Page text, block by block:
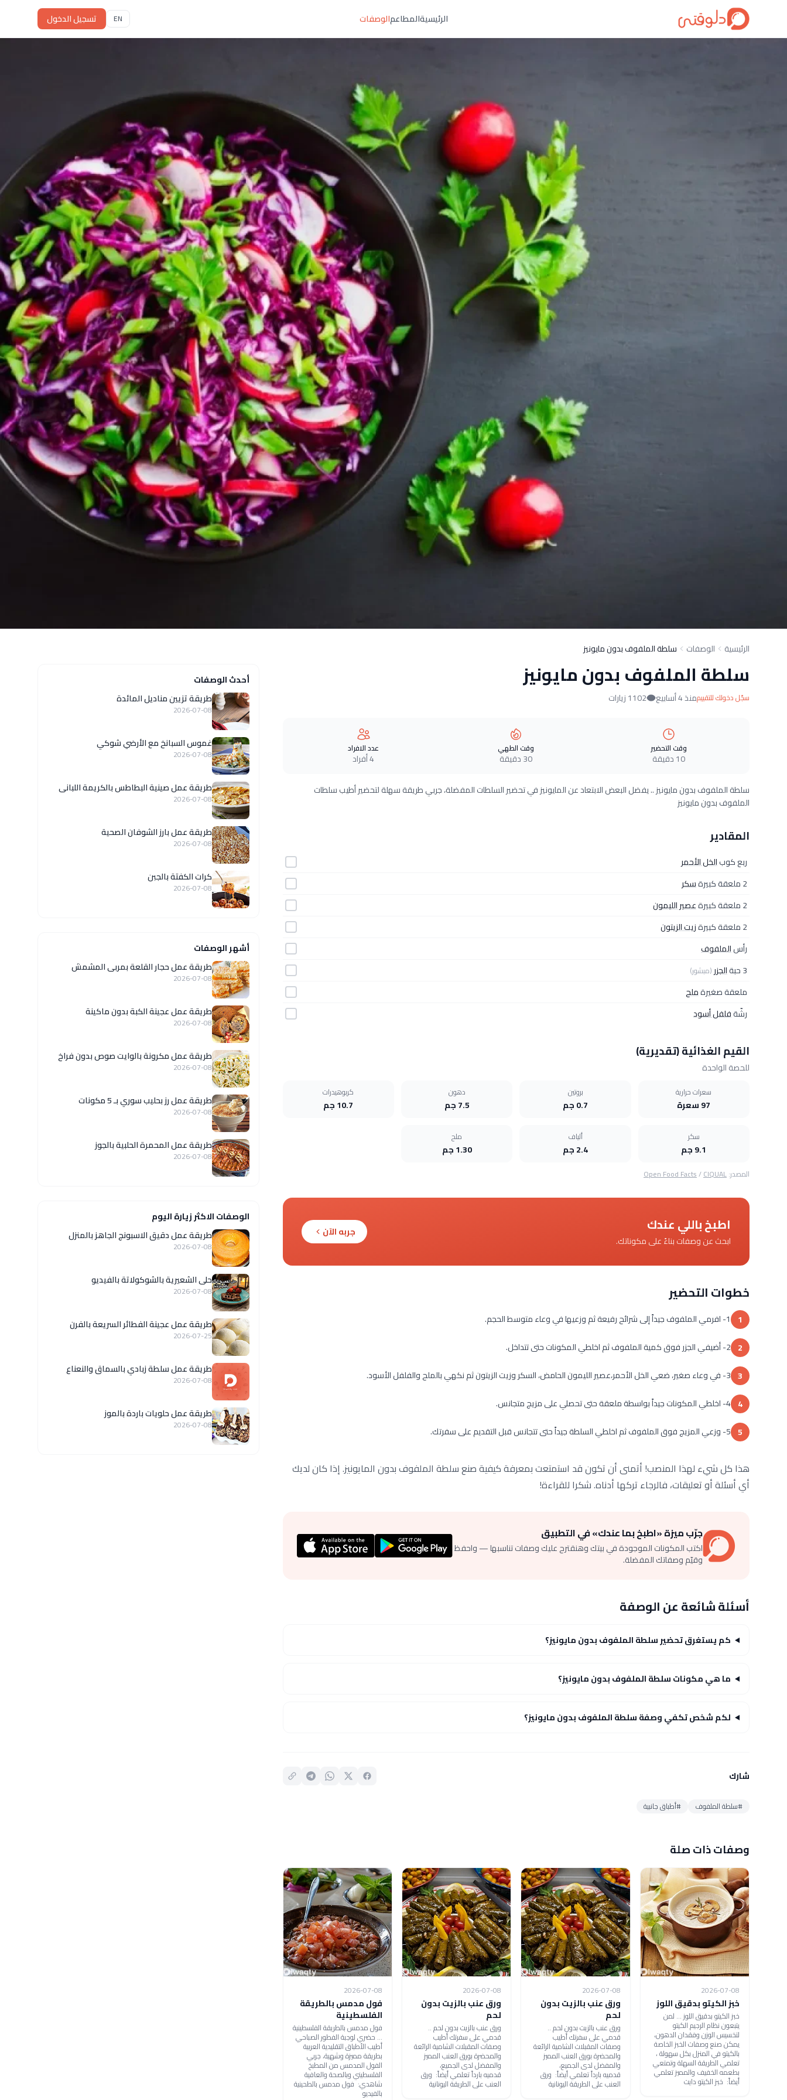
الرئيسيةالمطاعمالوصفات EN تسجيل الدخول
الرئيسية الوصفات سلطة الملفوف بدون مايونيز
سلطة الملفوف بدون مايونيز
سجّل دخولك للتقييممنذ 4 أسابيع 1102 زيارات
وقت التحضير
10 دقيقة
وقت الطهي
30 دقيقة
عدد الافراد
4 أفراد
سلطة الملفوف بدون مايونيز .. يفضل البعض الابتعاد عن المايونيز في تحضير السلطات المفضلة، جربي طريقة سهلة لتحضير أطيب سلطات
الملفوف بدون مايونيز
المقادير
ربع كوبالخل الأحمر
2 ملعقة كبيرة
سكر
2 ملعقة كبيرة
عصير الليمون
2 ملعقة كبيرة
زيت الزيتون
رأسالملفوف
3 حبة
الجزر (مبشور)
ملعقة صغيرةملح
رشّةفلفل أسود
القيم الغذائية (تقديرية)
للحصة الواحدة
سعرات حرارية
97 سعرة
بروتين
0.7 جم
دهون
7.5 جم
كربوهيدرات
10.7 جم
سكر
9.1 جم
ألياف
2.4 جم
ملح
1.30 جم
المصدر: Open Food Facts/CIQUAL
اطبخ باللي عندك
ابحث عن وصفات بناءً على مكوناتك.
جربه الآن
خطوات التحضير
1
1- افرمي الملفوف جيداً إلى شرائح رفيعة ثم وزعيها في وعاء متوسط الحجم.
2 2- أضيفي الجزر فوق كمية الملفوف ثم اخلطي المكونات حتى تتداخل.
3 3- في وعاء صغير، ضعي الخل الأحمر،عصير الليمون الحامض، السكر وزيت الزيتون ثم نكهي بالملح والفلفل الأسود.
4 4- اخلطي المكونات جيداً بواسطة ملعقة حتى تحصلي على مزيج متجانس.
5 5- وزعي المزيج فوق الملفوف ثم اخلطي السلطة جيداً حتى تتجانس قبل التقديم على سفرتك.
هذا كل شيء لهذا المنصب! أتمنى أن تكون قد استمتعت بمعرفة كيفية صنع سلطة الملفوف بدون المايونيز. إذا كان لديك
أي أسئلة أو تعليقات، فالرجاء تركها أدناه. شكرا للقراءة!
جرّب ميزة «اطبخ بما عندك» في التطبيق
اكتب المكونات الموجودة في بيتك وهنقترح عليك وصفات تناسبها — واحفظ
وقيّم وصفاتك المفضلة.
أسئلة شائعة عن الوصفة
كم يستغرق تحضير سلطة الملفوف بدون مايونيز؟
ما هي مكونات سلطة الملفوف بدون مايونيز؟
لكم شخص تكفي وصفة سلطة الملفوف بدون مايونيز؟
شارك
#سلطة الملفوف #أطباق جانبية
وصفات ذات صلة
2026-07-08
خبز الكيتو بدقيق اللوز
خبز الكيتو بدقيق اللوز ... لمن
يتبعون نظام الرجيم الكيتو
لتخسيس الوزن وفقدان الدهون،
يمكن صنع وصفات الخبز الخاصة
بالكيتو في المنزل بكل سهولة ،
تعلمي الطريقة السهلة وتمتعي
بطعمه الخفيف والمميز تعلمي
أيضاً: خبز الكيتو دايت
2026-07-08
ورق عنب بالزيت بدون
لحم
ورق عنب بالزيت بدون لحم ..
قدمي على سفرتك أطيب
وصفات المقبلات الشامية الرائعة
والمحضرة بورق العنب المميز
والمفضل لدى الجميع،
قدميه بارداً تعلمي أيضاً: ورق
العنب على الطريقة اليونانية
2026-07-08
ورق عنب بالزيت بدون
لحم
ورق عنب بالزيت بدون لحم ..
قدمي على سفرتك أطيب
وصفات المقبلات الشامية الرائعة
والمحضرة بورق العنب المميز
والمفضل لدى الجميع،
قدميه بارداً تعلمي أيضاً: ورق
العنب على الطريقة اليونانية
2026-07-08
فول مدمس بالطريقة
الفلسطينية
فول مدمس بالطريقة الفلسطينية
... حضري لوجبة الفطور الصباحي
أطيب الأطباق التقليدية العربية
بطريقة مميزة وشهية، جربي
الفول المدمس من المطبخ
الفلسطيني وبالصحة والعافية
شاهدي: فول مدمس بالطحينية
بالفيديو
أحدث الوصفات
طريقة تزيين مناديل المائدة
2026-07-08
غموس السبانخ مع الأرضي شوكي
2026-07-08
طريقة عمل صينية البطاطس بالكريمة اللبانى
2026-07-08
طريقة عمل بارز الشوفان الصحية
2026-07-08
كرات الكفتة بالجبن
2026-07-08
أشهر الوصفات
طريقة عمل حجار القلعة بمربى المشمش
2026-07-08
طريقة عمل عجينة الكبة بدون ماكينة
2026-07-08
طريقة عمل مكرونة بالوايت صوص بدون فراخ
2026-07-08
طريقة عمل رز بحليب سوري بـ 5 مكونات
2026-07-08
طريقة عمل المحمرة الحلبية بالجوز
2026-07-08
الوصفات الاكثر زيارة اليوم
طريقة عمل دقيق الاسبونج الجاهز بالمنزل
2026-07-08
حلى الشعيرية بالشوكولاتة بالفيديو
2026-07-08
طريقة عمل عجينة الفطائر السريعة بالفرن
2026-07-25
طريقة عمل سلطة زبادي بالسماق والنعناع
2026-07-08
طريقة عمل حلويات باردة بالموز
2026-07-08